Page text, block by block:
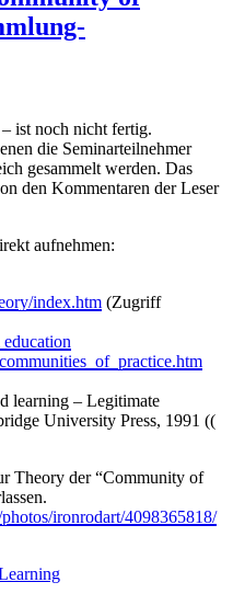
ist noch nicht fertig.
die Seminarteilnehmer
gesammelt werden. Das
den Kommentaren der Leser
aufnehmen:
index.htm (Zugriff
learning – Legitimate
University Press, 1991 ((
Theory der “Community of
ironrodart/4098365818/